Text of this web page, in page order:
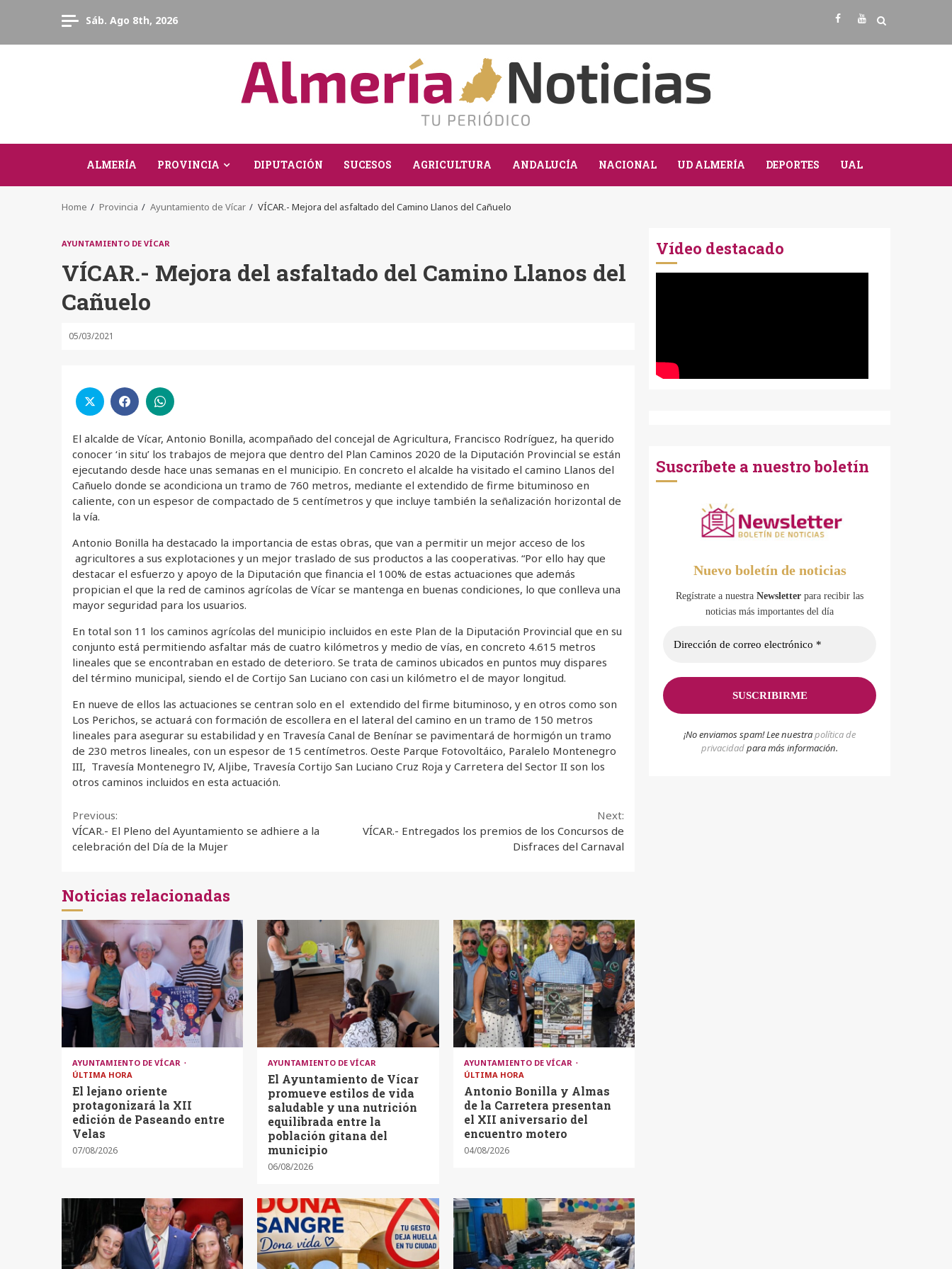
Sáb. Ago 8th, 2026 Facebook
Youtube
ALMERÍA PROVINCIA DIPUTACIÓN SUCESOS AGRICULTURA ANDALUCÍA NACIONAL UD ALMERÍA DEPORTES UAL
Home Provincia Ayuntamiento de Vícar VÍCAR.- Mejora del asfaltado del Camino Llanos del Cañuelo
AYUNTAMIENTO DE VÍCAR
VÍCAR.- Mejora del asfaltado del Camino Llanos del
Cañuelo
05/03/2021
El alcalde de Vícar, Antonio Bonilla, acompañado del concejal de Agricultura, Francisco Rodríguez, ha querido
conocer ‘in situ’ los trabajos de mejora que dentro del Plan Caminos 2020 de la Diputación Provincial se están
ejecutando desde hace unas semanas en el municipio. En concreto el alcalde ha visitado el camino Llanos del
Cañuelo donde se acondiciona un tramo de 760 metros, mediante el extendido de firme bituminoso en
caliente, con un espesor de compactado de 5 centímetros y que incluye también la señalización horizontal de
la vía.
Antonio Bonilla ha destacado la importancia de estas obras, que van a permitir un mejor acceso de los
agricultores a sus explotaciones y un mejor traslado de sus productos a las cooperativas. “Por ello hay que
destacar el esfuerzo y apoyo de la Diputación que financia el 100% de estas actuaciones que además
propician el que la red de caminos agrícolas de Vícar se mantenga en buenas condiciones, lo que conlleva una
mayor seguridad para los usuarios.
En total son 11 los caminos agrícolas del municipio incluidos en este Plan de la Diputación Provincial que en su
conjunto está permitiendo asfaltar más de cuatro kilómetros y medio de vías, en concreto 4.615 metros
lineales que se encontraban en estado de deterioro. Se trata de caminos ubicados en puntos muy dispares
del término municipal, siendo el de Cortijo San Luciano con casi un kilómetro el de mayor longitud.
En nueve de ellos las actuaciones se centran solo en el extendido del firme bituminoso, y en otros como son
Los Perichos, se actuará con formación de escollera en el lateral del camino en un tramo de 150 metros
lineales para asegurar su estabilidad y en Travesía Canal de Benínar se pavimentará de hormigón un tramo
de 230 metros lineales, con un espesor de 15 centímetros. Oeste Parque Fotovoltáico, Paralelo Montenegro
III, Travesía Montenegro IV, Aljibe, Travesía Cortijo San Luciano Cruz Roja y Carretera del Sector II son los
otros caminos incluidos en esta actuación.
Continue
Reading
Previous:
VÍCAR.- El Pleno del Ayuntamiento se adhiere a la
celebración del Día de la Mujer
Next:
VÍCAR.- Entregados los premios de los Concursos de
Disfraces del Carnaval
Noticias relacionadas
AYUNTAMIENTO DE VÍCAR
ÚLTIMA HORA
El lejano oriente
protagonizará la XII
edición de Paseando entre
Velas
07/08/2026
AYUNTAMIENTO DE VÍCAR
El Ayuntamiento de Vícar
promueve estilos de vida
saludable y una nutrición
equilibrada entre la
población gitana del
municipio
06/08/2026
AYUNTAMIENTO DE VÍCAR
ÚLTIMA HORA
Antonio Bonilla y Almas
de la Carretera presentan
el XII aniversario del
encuentro motero
04/08/2026
Vídeo destacado
Suscríbete a nuestro boletín
Nuevo boletín de noticias
Regístrate a nuestra Newsletter para recibir las
noticias más importantes del día
¡No enviamos spam! Lee nuestrapolítica de
privacidadpara más información.